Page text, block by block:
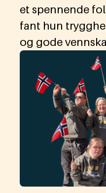
et spennende
fant hun
og gode